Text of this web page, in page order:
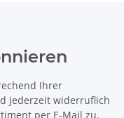
Ihrer
jederzeit widerruflich
per E-Mail zu.